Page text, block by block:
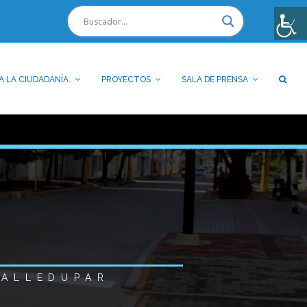
LA CIUDADANÍA. PROYECTOS SALA DE PRENSA